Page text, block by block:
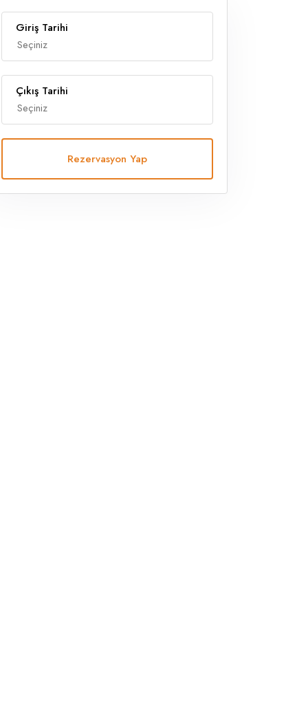
Giriş Tarihi
Çıkış Tarihi
Rezervasyon Yap